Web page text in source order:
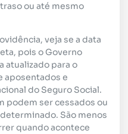
ou até mesmo
veja se a data
pois o Governo
atualizado para o
aposentados e
do Seguro Social.
podem ser cessados ou
São menos
quando acontece